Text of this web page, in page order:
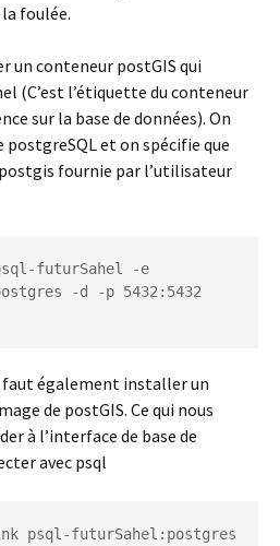
foulée.
un conteneur postGIS qui
(C’est l’étiquette du conteneur
sur la base de données). On
et on spécifie que
fournie par l’utilisateur
futurSahel -e
-d -p 5432:5432
également installer un
de postGIS. Ce qui nous
à l’interface de base de
avec psql
psql-futurSahel:postgres